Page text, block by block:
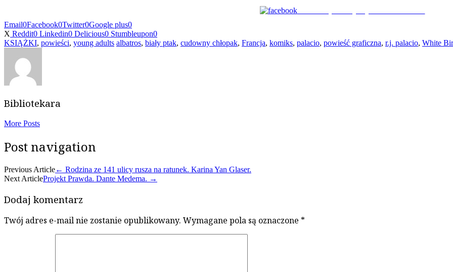
Podziel się ze znajomymi na Facebooku
Email0Facebook0Twitter0Google plus0
X Reddit0 Linkedin0 Delicious0 Stumbleupon0
KSIĄŻKI, powieści, young adults albatros, biały ptak, cudowny chłopak, Francja, komiks, palacio, powieść graficzna, r.j. palacio, White
Bibliotekara
More Posts
Post navigation
Previous Article← Rodzina ze 141 ulicy rusza na ratunek. Karina Yan Glaser.
Next ArticleProjekt Prawda. Dante Medema. →
Dodaj komentarz
Twój adres e-mail nie zostanie opublikowany. Wymagane pola są oznaczone *